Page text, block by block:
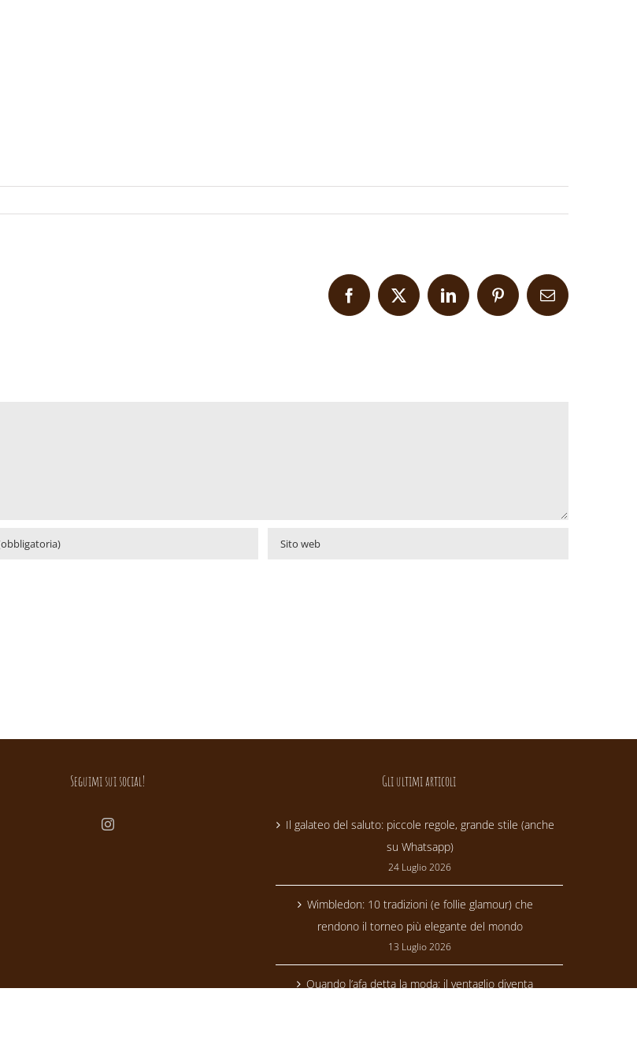
Facebook
X LinkedInPinterestEmail
Seguimi sui social! Gli ultimi articoli
Il galateo del saluto: piccole regole, grande stile (anche
su Whatsapp)
24 Luglio 2026
Wimbledon: 10 tradizioni (e follie glamour) che
rendono il torneo più elegante del mondo
13 Luglio 2026
Quando l’afa detta la moda: il ventaglio diventa